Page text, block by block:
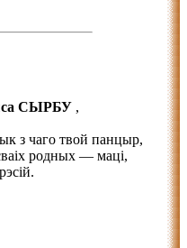
СЫРБУ ,
з чаго твой панцыр,
родных — маці,